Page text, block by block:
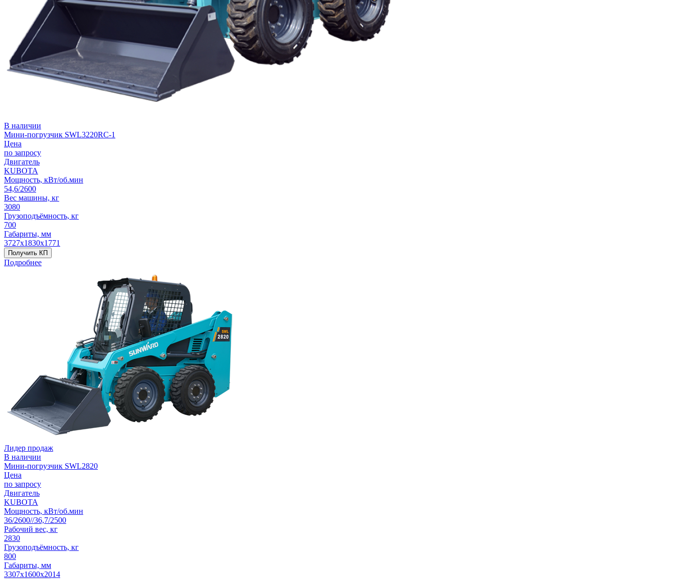
В наличии
Мини-погрузчик SWL3220RC-1
Цена
по запросу
Двигатель
KUBOTA
Мощность, кВт/об.мин
54,6/2600
Вес машины, кг
3080
Грузоподъёмность, кг
700
Габариты, мм
3727х1830х1771
Получить КП
Подробнее
Лидер продаж
В наличии
Мини-погрузчик SWL2820
Цена
по запросу
Двигатель
KUBOTA
Мощность, кВт/об.мин
36/2600//36,7/2500
Рабочий вес, кг
2830
Грузоподъёмность, кг
800
Габариты, мм
3307х1600х2014